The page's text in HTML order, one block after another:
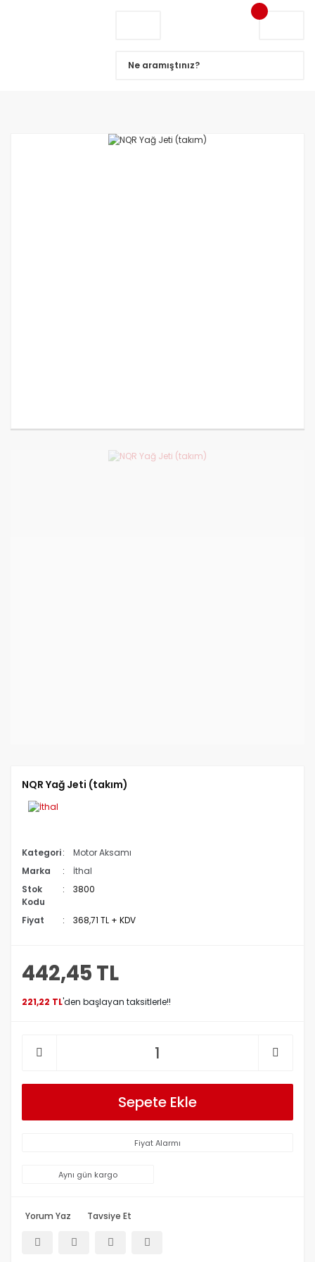
NQR Yağ Jeti (takım)
Kategori
Motor Aksamı
Marka
İthal
Stok
Kodu
3800
Fiyat 368,71 TL + KDV
442,45 TL
221,22 TL'den başlayan taksitlerle!!
Sepete Ekle
Fiyat Alarmı
Aynı gün kargo
Yorum Yaz Tavsiye Et